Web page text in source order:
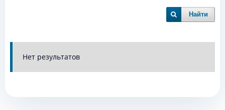
Найти
Нет результатов